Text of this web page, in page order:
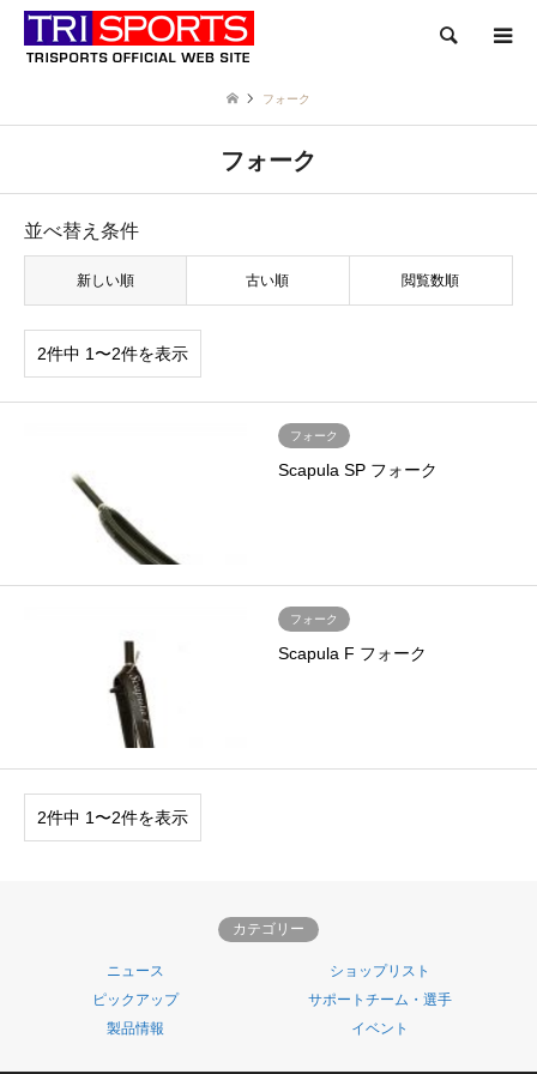
検索
フォーク
フォーク
並べ替え条件
新しい順 古い順 閲覧数順
2件中 1〜2件を表示
フォーク
Scapula SP フォーク
フォーク
Scapula F フォーク
2件中 1〜2件を表示
カテゴリー
ニュース
ショップリスト
ピックアップ
サポートチーム・選手
製品情報
イベント